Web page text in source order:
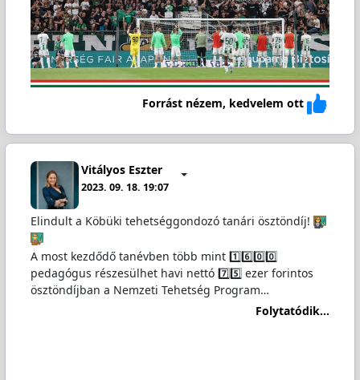
Forrást nézem, kedvelem ott
Vitályos Eszter
2023. 09. 18. 19:07
Elindult a Köbüki tehetséggondozó tanári ösztöndíj!
A most kezdődő tanévben több mint 1️⃣6️⃣0️⃣0️⃣
pedagógus részesülhet havi nettó 7️⃣5️⃣ ezer forintos
ösztöndíjban a Nemzeti Tehetség Program…
Folytatódik...